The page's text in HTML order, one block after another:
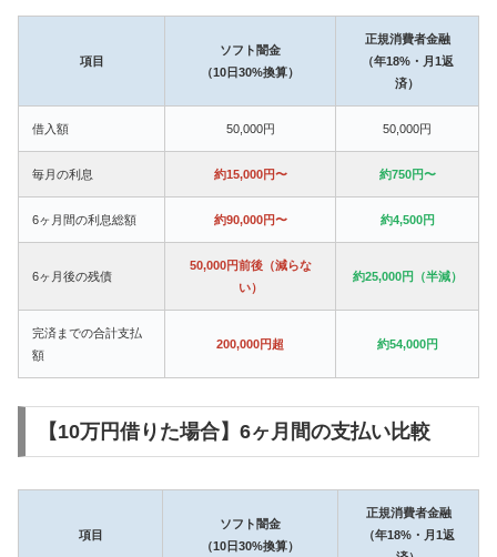
項目
ソフト闇金
（10日30%換算）
正規消費者金融
（年18%・月1返
済）
借入額 50,000円 50,000円
毎月の利息 約15,000円〜 約750円〜
6ヶ月間の利息総額 約90,000円〜 約4,500円
6ヶ月後の残債
50,000円前後（減らな
い）
約25,000円（半減）
完済までの合計支払
額
200,000円超 約54,000円
【10万円借りた場合】6ヶ月間の支払い比較
項目
ソフト闇金
（10日30%換算）
正規消費者金融
（年18%・月1返